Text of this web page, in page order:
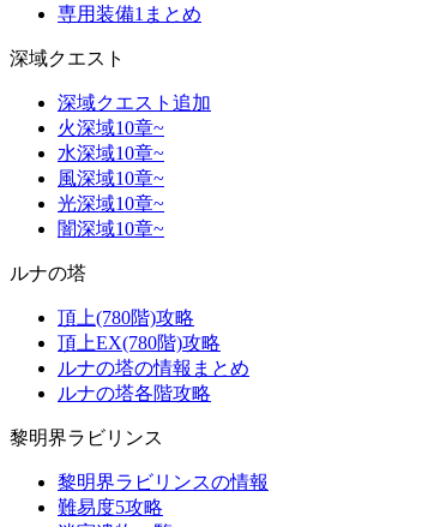
専用装備1まとめ
深域クエスト
深域クエスト追加
火深域10章~
水深域10章~
風深域10章~
光深域10章~
闇深域10章~
ルナの塔
頂上(780階)攻略
頂上EX(780階)攻略
ルナの塔の情報まとめ
ルナの塔各階攻略
黎明界ラビリンス
黎明界ラビリンスの情報
難易度5攻略